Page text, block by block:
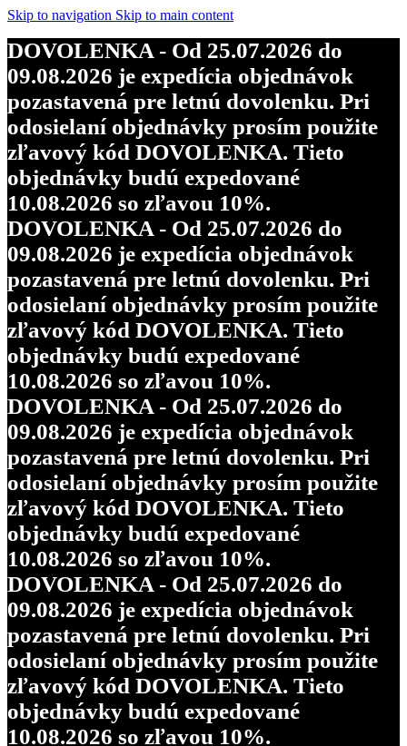
Skip to navigation Skip to main content
DOVOLENKA - Od 25.07.2026 do
09.08.2026 je expedícia objednávok
pozastavená pre letnú dovolenku. Pri
odosielaní objednávky prosím použite
zľavový kód DOVOLENKA. Tieto
objednávky budú expedované
10.08.2026 so zľavou 10%.
DOVOLENKA - Od 25.07.2026 do
09.08.2026 je expedícia objednávok
pozastavená pre letnú dovolenku. Pri
odosielaní objednávky prosím použite
zľavový kód DOVOLENKA. Tieto
objednávky budú expedované
10.08.2026 so zľavou 10%.
DOVOLENKA - Od 25.07.2026 do
09.08.2026 je expedícia objednávok
pozastavená pre letnú dovolenku. Pri
odosielaní objednávky prosím použite
zľavový kód DOVOLENKA. Tieto
objednávky budú expedované
10.08.2026 so zľavou 10%.
DOVOLENKA - Od 25.07.2026 do
09.08.2026 je expedícia objednávok
pozastavená pre letnú dovolenku. Pri
odosielaní objednávky prosím použite
zľavový kód DOVOLENKA. Tieto
objednávky budú expedované
10.08.2026 so zľavou 10%.